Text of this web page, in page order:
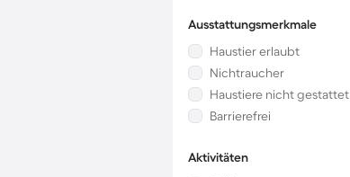
Ausstattungsmerkmale
Haustier erlaubt
Nichtraucher
Haustiere nicht gestattet
Barrierefrei
Aktivitäten